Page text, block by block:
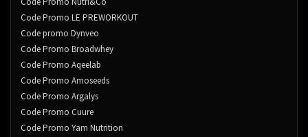
Code Promo LE PREWORKOUT
Code promo Dynveo
Code Promo Broadwhey
Code Promo Aqeelab
Code Promo Amoseeds
Code Promo Argalys
Code Promo Cuure
Code Promo Yam Nutrition